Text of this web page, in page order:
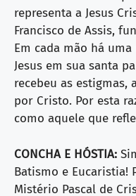
representa a Jesus
Francisco de Assis,
Em cada mão há
Jesus em sua santa
recebeu as estigmas,
por Cristo. Por esta
como aquele que
CONCHA E HÓSTIA:
Batismo e Eucaristia!
Mistério Pascal de